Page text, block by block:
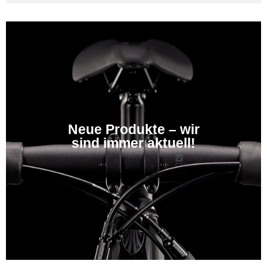
Neue Produkte – wir
sind immer aktuell!